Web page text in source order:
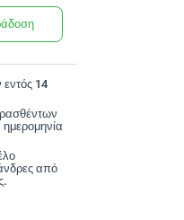
14
από